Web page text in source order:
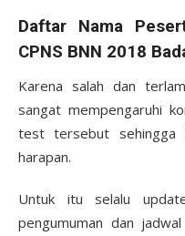
Daftar Nama
CPNS BNN 2018
Karena salah dan
sangat mempengaruhi
test tersebut sehingga
harapan.
Untuk itu selalu
pengumuman dan